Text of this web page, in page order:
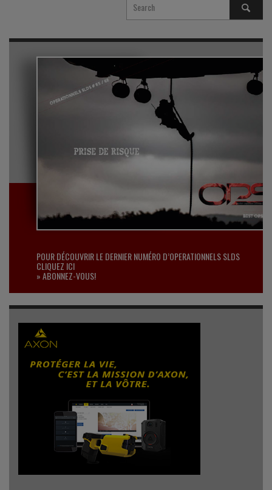
POUR DÉCOUVRIR LE DERNIER NUMÉRO D’OPERATIONNELS SLDS
CLIQUEZ ICI
» ABONNEZ-VOUS!